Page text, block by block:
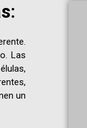
Las
un